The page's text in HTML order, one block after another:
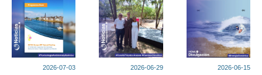
2026-07-03 2026-06-29 2026-06-15